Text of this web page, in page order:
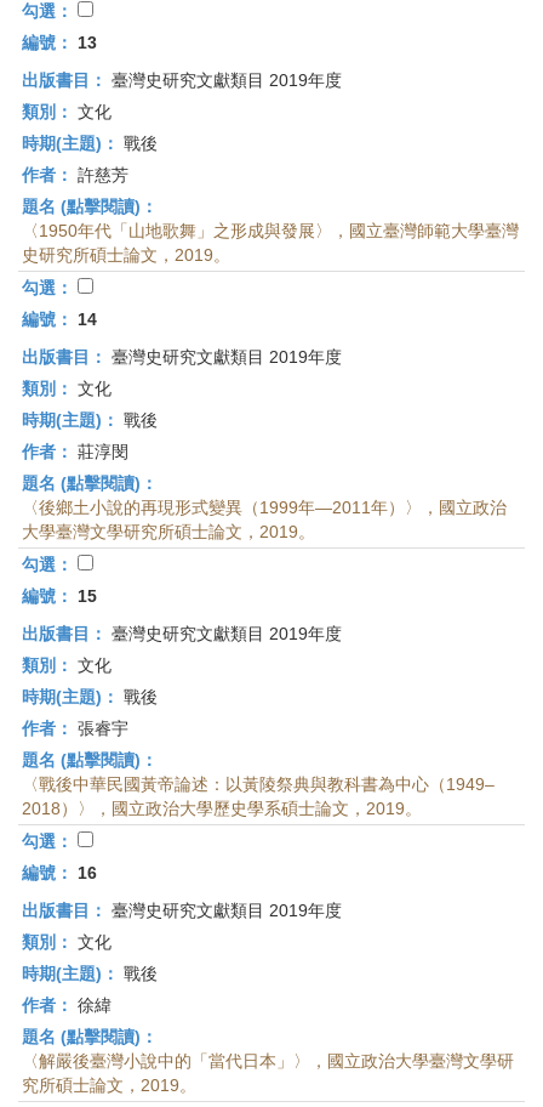
勾選：
編號：
13
出版書目： 臺灣史研究文獻類目 2019年度
類別： 文化
時期(主題)： 戰後
作者： 許慈芳
題名 (點擊閱讀)：
〈1950年代「山地歌舞」之形成與發展〉，國立臺灣師範大學臺灣
史研究所碩士論文，2019。
勾選：
編號：
14
出版書目： 臺灣史研究文獻類目 2019年度
類別： 文化
時期(主題)： 戰後
作者： 莊淳閔
題名 (點擊閱讀)：
〈後鄉土小說的再現形式變異（1999年—2011年）〉，國立政治
大學臺灣文學研究所碩士論文，2019。
勾選：
編號：
15
出版書目： 臺灣史研究文獻類目 2019年度
類別： 文化
時期(主題)： 戰後
作者： 張睿宇
題名 (點擊閱讀)：
〈戰後中華民國黃帝論述：以黃陵祭典與教科書為中心（1949–
2018）〉，國立政治大學歷史學系碩士論文，2019。
勾選：
編號：
16
出版書目： 臺灣史研究文獻類目 2019年度
類別： 文化
時期(主題)： 戰後
作者： 徐緯
題名 (點擊閱讀)：
〈解嚴後臺灣小說中的「當代日本」〉，國立政治大學臺灣文學研
究所碩士論文，2019。